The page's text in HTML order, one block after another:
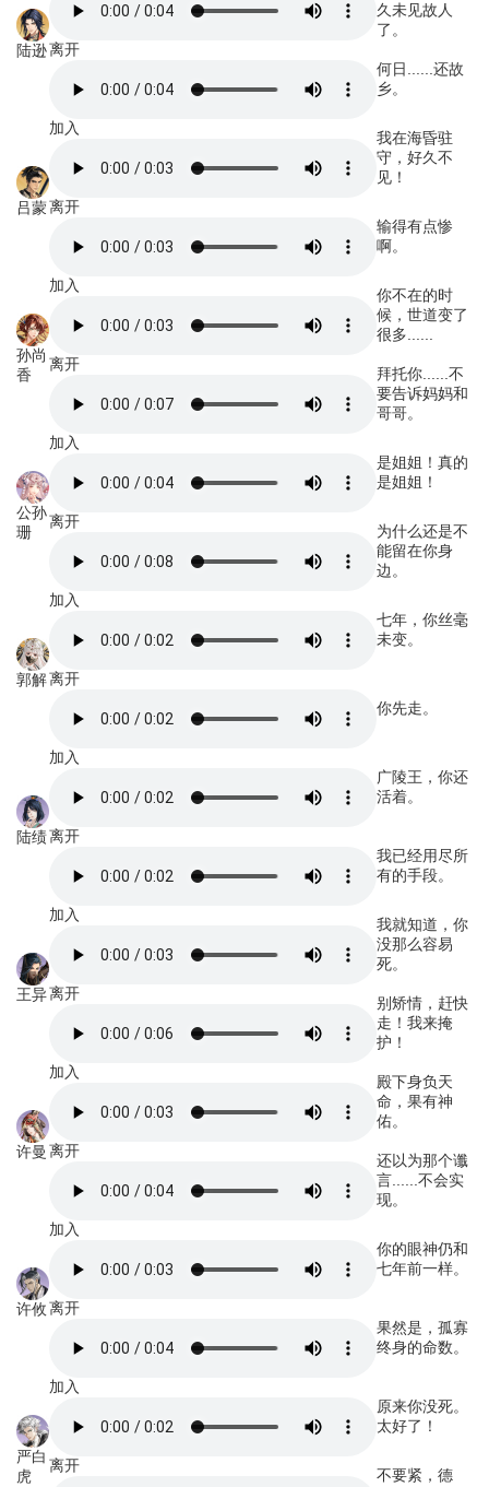
陆逊
久未见故人
了。
离开
何日......还故
乡。
吕蒙
加入
我在海昏驻
守，好久不
见！
离开
输得有点惨
啊。
孙尚
香
加入
你不在的时
候，世道变了
很多......
离开
拜托你......不
要告诉妈妈和
哥哥。
公孙
珊
加入
是姐姐！真的
是姐姐！
离开
为什么还是不
能留在你身
边。
郭解
加入
七年，你丝毫
未变。
离开
你先走。
陆绩
加入
广陵王，你还
活着。
离开
我已经用尽所
有的手段。
王异
加入
我就知道，你
没那么容易
死。
离开
别矫情，赶快
走！我来掩
护！
许曼
加入
殿下身负天
命，果有神
佑。
离开
还以为那个谶
言......不会实
现。
许攸
加入
你的眼神仍和
七年前一样。
离开
果然是，孤寡
终身的命数。
严白
虎
加入
原来你没死。
太好了！
离开
不要紧，德